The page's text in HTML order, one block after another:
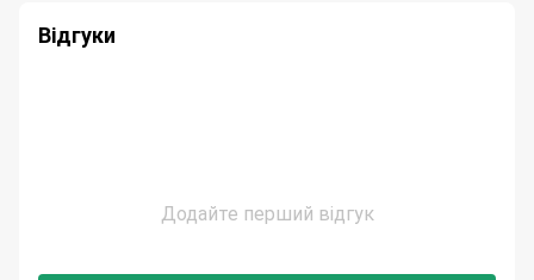
Відгуки
Додайте перший відгук